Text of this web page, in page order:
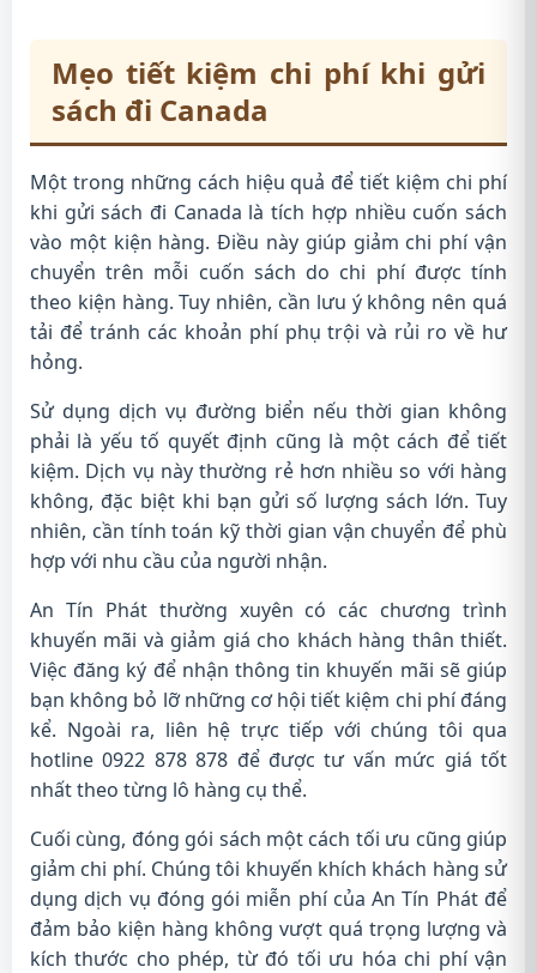
Mẹo tiết kiệm chi phí khi gửi
sách đi Canada
Một trong những cách hiệu quả để tiết kiệm chi phí
khi gửi sách đi Canada là tích hợp nhiều cuốn sách
vào một kiện hàng. Điều này giúp giảm chi phí vận
chuyển trên mỗi cuốn sách do chi phí được tính
theo kiện hàng. Tuy nhiên, cần lưu ý không nên quá
tải để tránh các khoản phí phụ trội và rủi ro về hư
hỏng.
Sử dụng dịch vụ đường biển nếu thời gian không
phải là yếu tố quyết định cũng là một cách để tiết
kiệm. Dịch vụ này thường rẻ hơn nhiều so với hàng
không, đặc biệt khi bạn gửi số lượng sách lớn. Tuy
nhiên, cần tính toán kỹ thời gian vận chuyển để phù
hợp với nhu cầu của người nhận.
An Tín Phát thường xuyên có các chương trình
khuyến mãi và giảm giá cho khách hàng thân thiết.
Việc đăng ký để nhận thông tin khuyến mãi sẽ giúp
bạn không bỏ lỡ những cơ hội tiết kiệm chi phí đáng
kể. Ngoài ra, liên hệ trực tiếp với chúng tôi qua
hotline 0922 878 878 để được tư vấn mức giá tốt
nhất theo từng lô hàng cụ thể.
Cuối cùng, đóng gói sách một cách tối ưu cũng giúp
giảm chi phí. Chúng tôi khuyến khích khách hàng sử
dụng dịch vụ đóng gói miễn phí của An Tín Phát để
đảm bảo kiện hàng không vượt quá trọng lượng và
kích thước cho phép, từ đó tối ưu hóa chi phí vận